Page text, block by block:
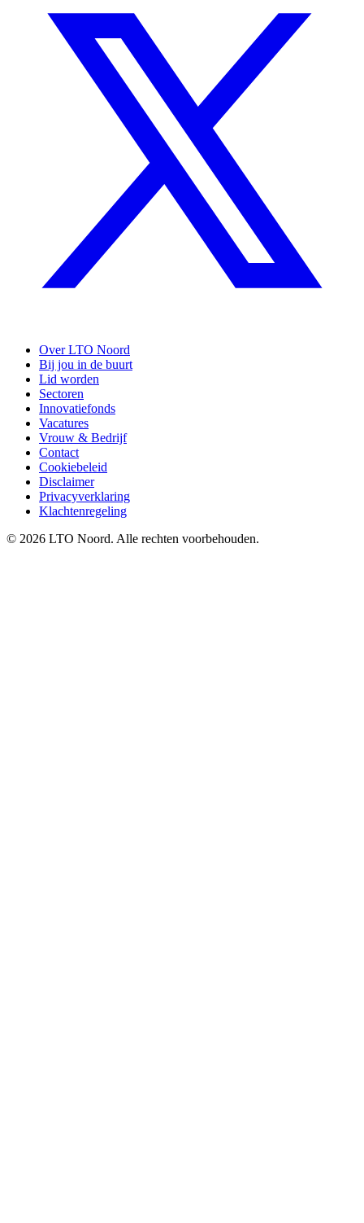
Over LTO Noord
Bij jou in de buurt
Lid worden
Sectoren
Innovatiefonds
Vacatures
Vrouw & Bedrijf
Contact
Cookiebeleid
Disclaimer
Privacyverklaring
Klachtenregeling
© 2026 LTO Noord. Alle rechten voorbehouden.